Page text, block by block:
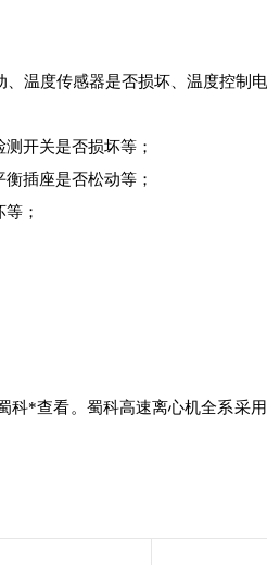
温度传感器是否损坏、温度控制
开关是否损坏等；
插座是否松动等；
；
科*查看。蜀科高速离心机全系采